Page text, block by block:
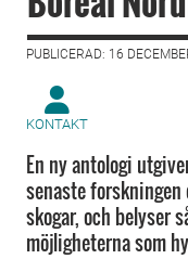
PUBLICERAD: 16
KONTAKT
En ny antologi
senaste
skogar, och belyser
möjligheterna som